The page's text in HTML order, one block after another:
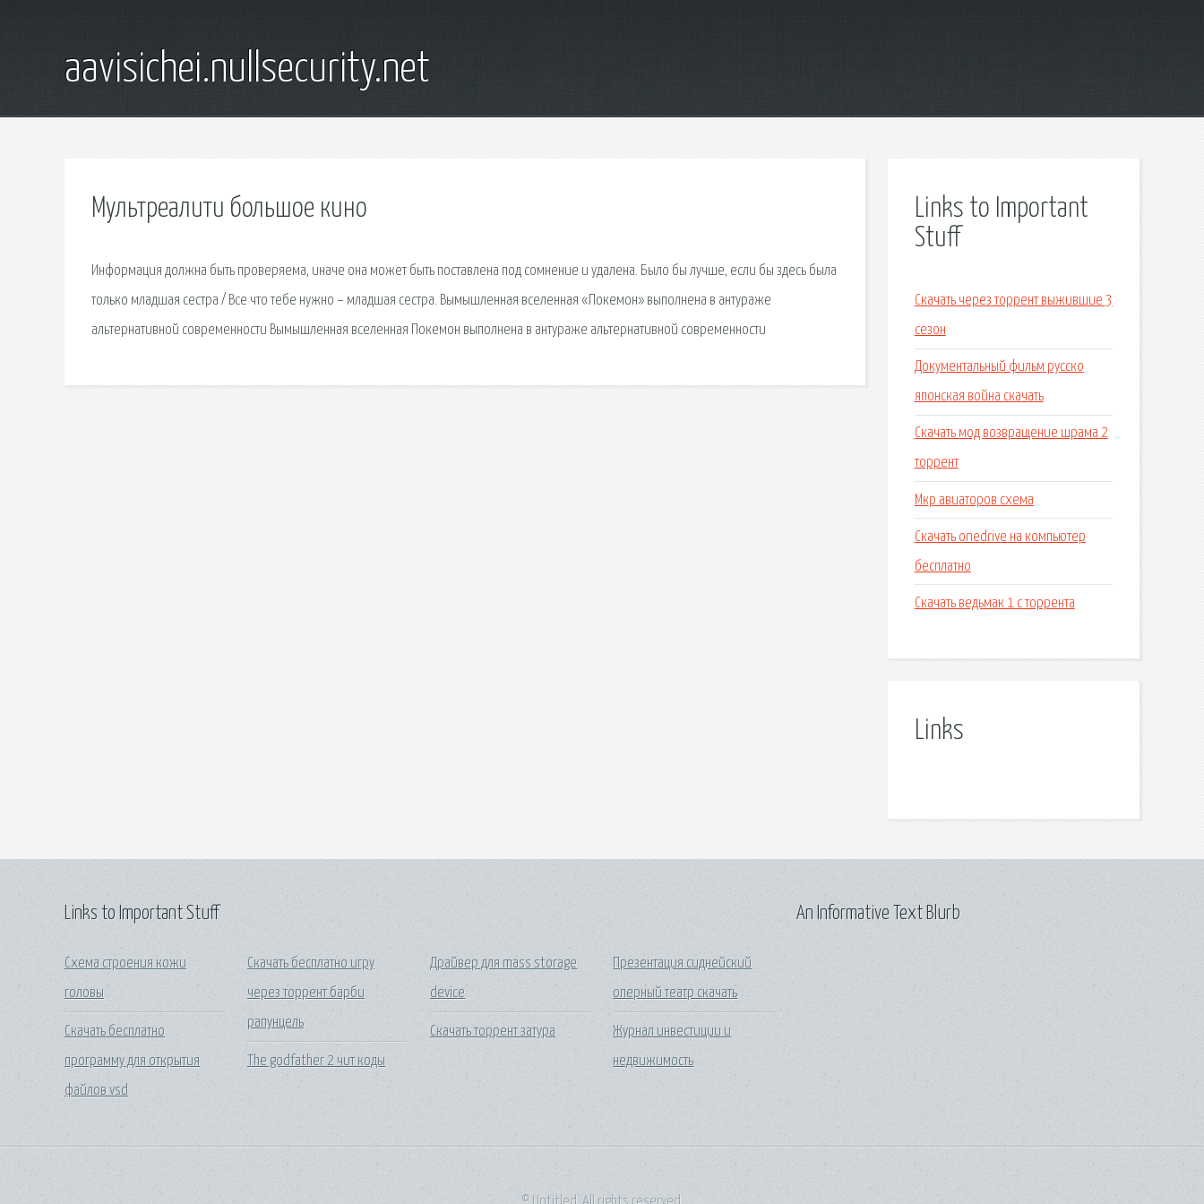
aavisichei.nullsecurity.net
Мультреалити большое кино
Информация должна быть проверяема, иначе она может быть поставлена под сомнение и удалена. Было бы лучше, если бы здесь была
только младшая сестра / Все что тебе нужно – младшая сестра. Вымышленная вселенная «Покемон» выполнена в антураже
альтернативной современности Вымышленная вселенная Покемон выполнена в антураже альтернативной современности
Links to Important
Stuff
Скачать через торрент выжившие 3
сезон
Документальный фильм русско
японская война скачать
Скачать мод возвращение шрама 2
торрент
Мкр авиаторов схема
Скачать onedrive на компьютер
бесплатно
Скачать ведьмак 1 с торрента
Links
Links to Important Stuff
Схема строения кожи
головы
Скачать бесплатно
программу для открытия
файлов vsd
Скачать бесплатно игру
через торрент барби
рапунцель
The godfather 2 чит коды
Драйвер для mass storage
device
Скачать торрент затура
Презентация сиднейский
оперный театр скачать
Журнал инвестиции и
недвижимость
An Informative Text Blurb